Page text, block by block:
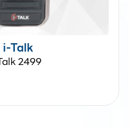
i-Talk
2499